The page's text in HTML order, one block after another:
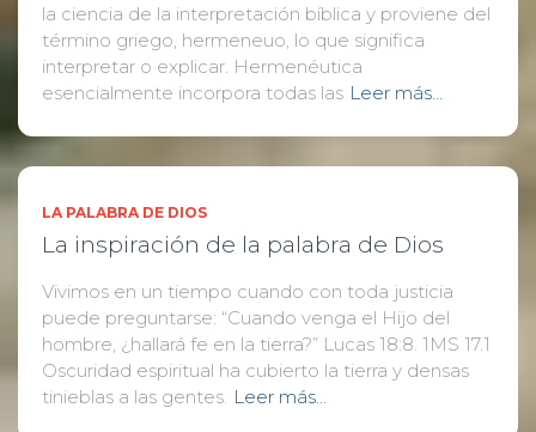
la ciencia de la interpretación bíblica y proviene del
término griego, hermeneuo, lo que significa
interpretar o explicar. Hermenéutica
esencialmente incorpora todas las Leer más…
LA PALABRA DE DIOS
La inspiración de la palabra de Dios
Vivimos en un tiempo cuando con toda justicia
puede preguntarse: “Cuando venga el Hijo del
hombre, ¿hallará fe en la tierra?” Lucas 18:8. 1MS 17.1
Oscuridad espiritual ha cubierto la tierra y densas
tinieblas a las gentes. Leer más…